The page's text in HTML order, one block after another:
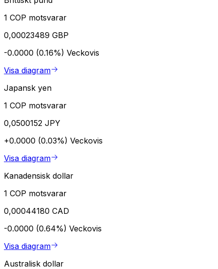
1 COP motsvarar
0,00023489 GBP
-0.0000 (0.16%) Veckovis
Visa diagram
Japansk yen
1 COP motsvarar
0,0500152 JPY
+0.0000 (0.03%) Veckovis
Visa diagram
Kanadensisk dollar
1 COP motsvarar
0,00044180 CAD
-0.0000 (0.64%) Veckovis
Visa diagram
Australisk dollar